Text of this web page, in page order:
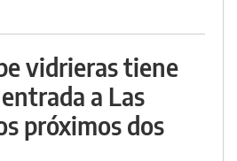
vidrieras tiene
a Las
próximos dos